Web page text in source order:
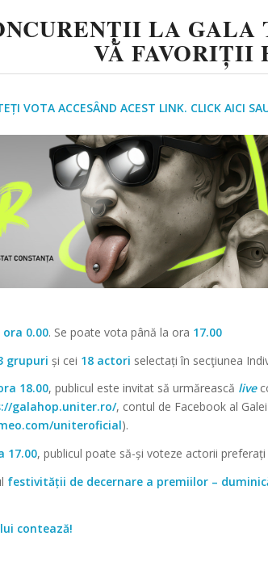
LA GALA
VĂ FAVORIȚII
VOTA ACCESÂND ACEST LINK. CLICK AICI
ora 0.00. Se poate vota până la ora 17.00
grupuri și cei 18 actori selectați în secţiunea
18.00, publicul este invitat să urmărească live
galahop.uniter.ro/, contul de Facebook al
uniteroficial).
17.00, publicul poate să-și voteze actorii preferați
festivității de decernare a premiilor –
contează!